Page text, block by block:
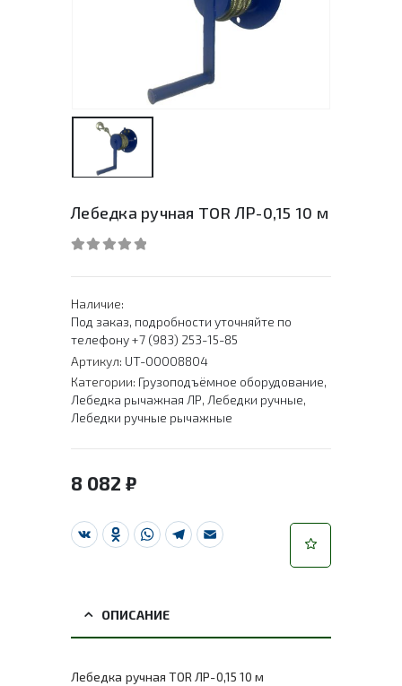
Лебедка ручная TOR ЛР-0,15 10 м
Наличие:
Под заказ, подробности уточняйте по
телефону +7 (983) 253-15-85
Артикул: UT-00008804
Категории: Грузоподъёмное оборудование,
Лебедка рычажная ЛР, Лебедки ручные,
Лебедки ручные рычажные
8 082 ₽
VK Odnoklassniki
WhatsApp
Telegram
Email
ОПИСАНИЕ
Лебедка ручная TOR ЛР-0,15 10 м